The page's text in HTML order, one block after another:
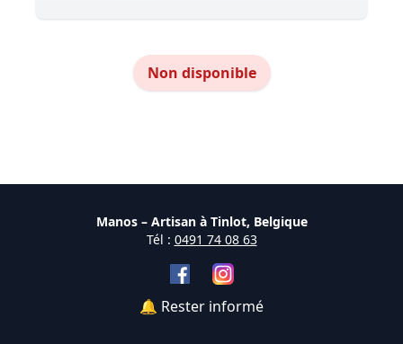
Non disponible
Manos – Artisan à Tinlot, Belgique
Tél : 0491 74 08 63
🔔 Rester informé